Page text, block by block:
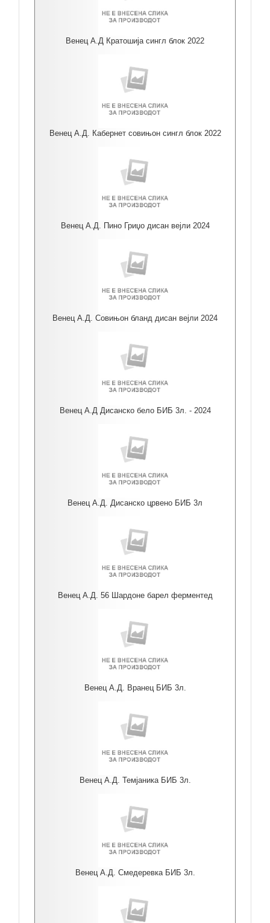
Венец А.Д Кратошија сингл блок 2022
Венец А.Д. Кабернет совињон сингл блок 2022
Венец А.Д. Пино Гриџо дисан вејли 2024
Венец А.Д. Совињон бланд дисан вејли 2024
Венец А.Д Дисанско бело БИБ 3л. - 2024
Венец А.Д. Дисанско црвено БИБ 3л
Венец А.Д. 56 Шардоне барел ферментед
Венец А.Д. Вранец БИБ 3л.
Венец А.Д. Темјаника БИБ 3л.
Венец А.Д. Смедеревка БИБ 3л.